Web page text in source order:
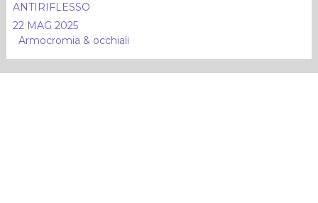
ANTIRIFLESSO
22 MAG 2025
Armocromia & occhiali